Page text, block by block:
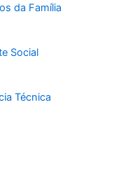
da Família
Social
Técnica